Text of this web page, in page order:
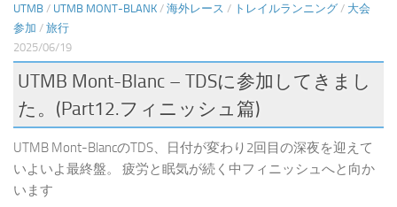
UTMB / UTMB MONT-BLANK / 海外レース / トレイルランニング / 大会
参加 / 旅行
2025/06/19
UTMB Mont-Blanc – TDSに参加してきまし
た。(Part12.フィニッシュ篇)
UTMB Mont-BlancのTDS、日付が変わり2回目の深夜を迎えて
いよいよ最終盤。 疲労と眠気が続く中フィニッシュへと向か
います